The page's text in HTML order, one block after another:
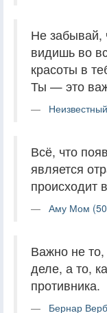
Не забывай,
видишь во
красоты в
Ты — это
Всё, что
является
происходит
Аму Мом
Важно не
деле, а то,
противника.
Бернар